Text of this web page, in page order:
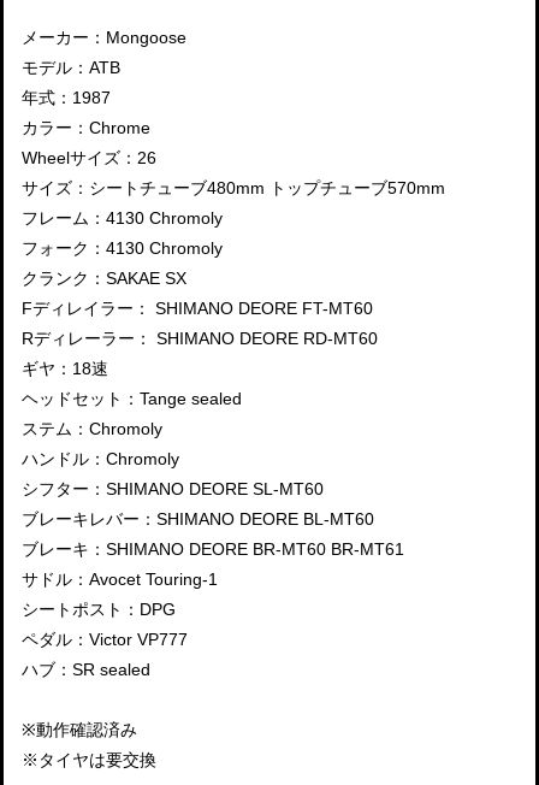
メーカー：Mongoose
モデル：ATB
年式：1987
カラー：Chrome
Wheelサイズ：26
サイズ：シートチューブ480mm トップチューブ570mm
フレーム：4130 Chromoly
フォーク：4130 Chromoly
クランク：SAKAE SX
Fディレイラー： SHIMANO DEORE FT-MT60
Rディレーラー： SHIMANO DEORE RD-MT60
ギヤ：18速
ヘッドセット：Tange sealed
ステム：Chromoly
ハンドル：Chromoly
シフター：SHIMANO DEORE SL-MT60
ブレーキレバー：SHIMANO DEORE BL-MT60
ブレーキ：SHIMANO DEORE BR-MT60 BR-MT61
サドル：Avocet Touring-1
シートポスト：DPG
ペダル：Victor VP777
ハブ：SR sealed
※動作確認済み
※タイヤは要交換